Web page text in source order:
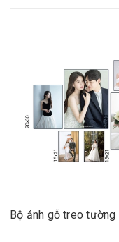
Bộ ảnh gỗ treo tường